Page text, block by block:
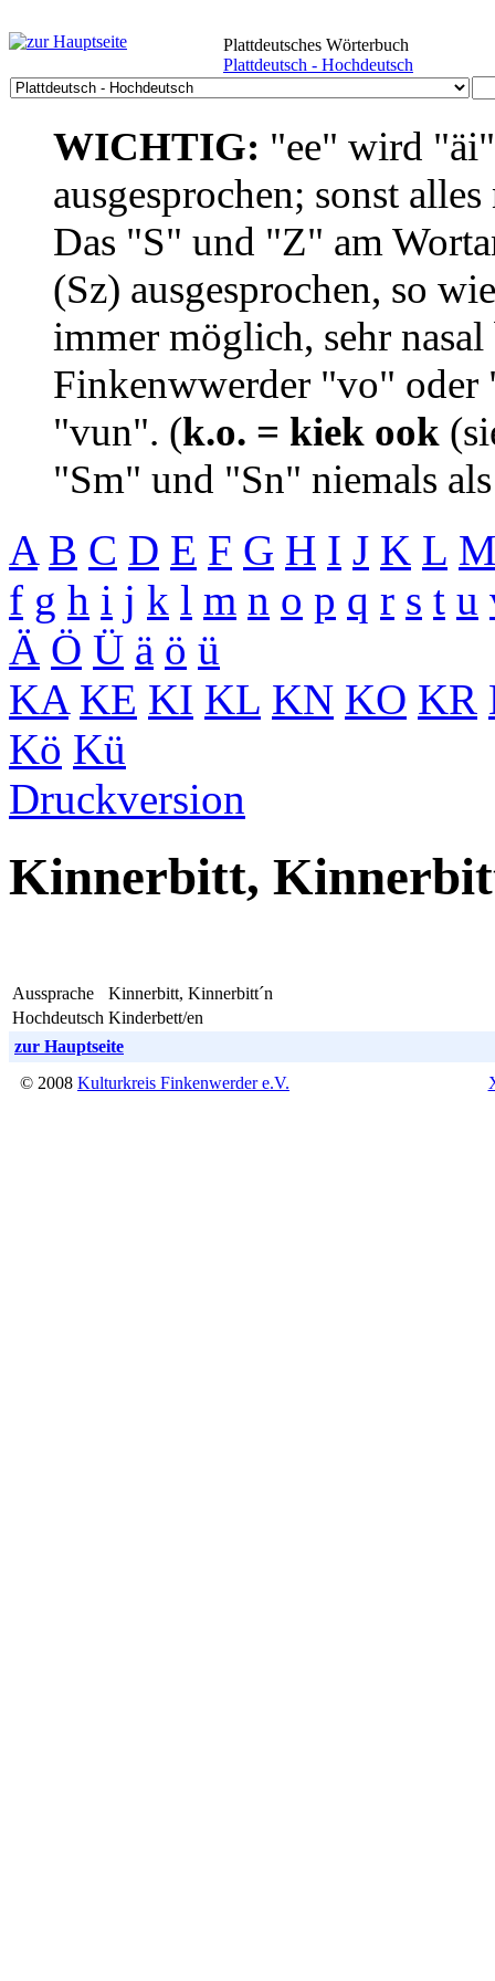
Plattdeutsches Wörterbuch
Plattdeutsch - Hochdeutsch
WICHTIG: "ee" wird
ausgesprochen; sonst
Das "S" und "Z" am
(Sz) ausgesprochen, so
immer möglich, sehr
Finkenwwerder "vo"
"vun". (k.o. = kiek ook
"Sm" und "Sn" niemals
A B C D E F G H I J K L
f g h i j k l m n o p q r s t u
Ä Ö Ü ä ö ü
KA KE KI KL KN KO KR
Kö Kü
Druckversion
Kinnerbitt,
Aussprache
Kinnerbitt, Kinnerbitt´n
Hochdeutsch Kinderbett/en
zur Hauptseite
© 2008 Kulturkreis Finkenwerder e.V.